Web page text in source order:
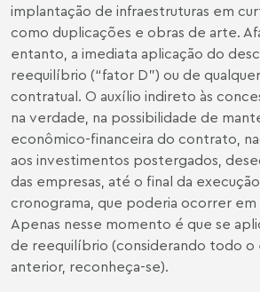
implantação de infraestruturas em
como duplicações e obras de arte.
entanto, a imediata aplicação do
reequilíbrio (“fator D”) ou de
contratual. O auxílio indireto às
na verdade, na possibilidade de
econômico-financeira do contrato,
aos investimentos postergados,
das empresas, até o final da
cronograma, que poderia ocorrer em
Apenas nesse momento é que se
de reequilíbrio (considerando todo o
anterior, reconheça-se).